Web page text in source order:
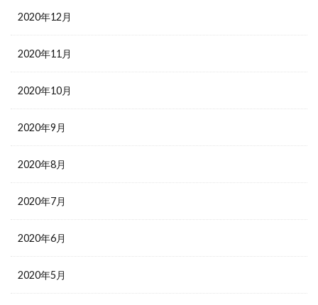
2020年12月
2020年11月
2020年10月
2020年9月
2020年8月
2020年7月
2020年6月
2020年5月